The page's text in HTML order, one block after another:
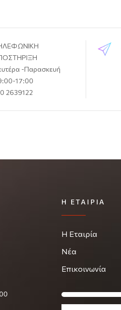
-Παρασκευή
17:00
2639122
Η ΕΤΑΙΡΊΑ
Η Εταιρία
Νέα
Επικοινωνία